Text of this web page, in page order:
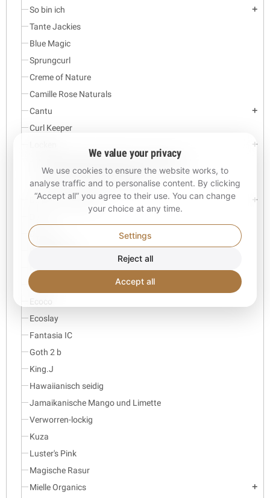
So bin ich add
Tante Jackies
Blue Magic
Sprungcurl
Creme of Nature
Camille Rose Naturals
Cantu
add
Curl Keeper
add
Locken Blueberry Bliss Haarwachstum
Curls Green Vegan-Kollektion
Dunkel und lieblich add
Denman
Eden
Ecoslay
Fantasia IC
Goth 2 b
King.J
Hawaiianisch seidig
Jamaikanische Mango und Limette
Verworren-lockig
Kuza
Luster's Pink
Magische Rasur
Mielle Organics
add
We value your privacy
We use cookies to ensure the website works, to
analyse traffic and to personalise content. By clicking
“Accept all” you agree to their use. You can change
your choice at any time.
Settings
Reject all
Accept all